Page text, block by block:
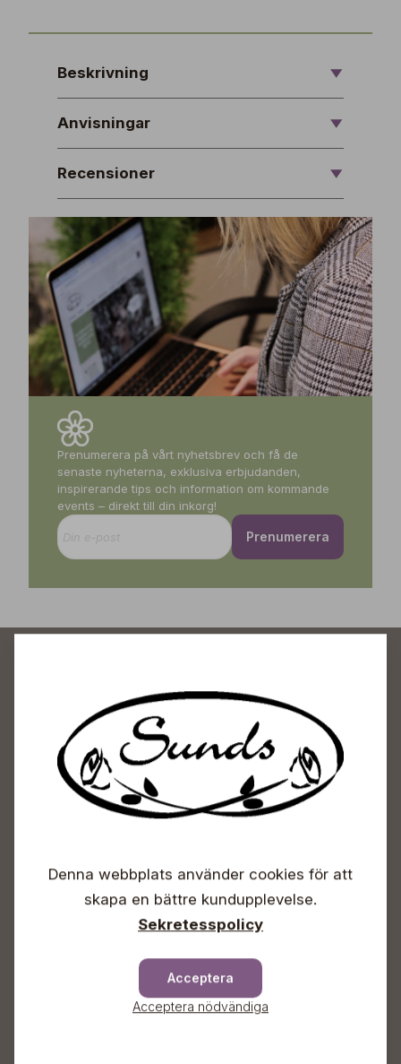
Beskrivning
Anvisningar
Recensioner
Prenumerera på vårt nyhetsbrev och få de
senaste nyheterna, exklusiva erbjudanden,
inspirerande tips och information om kommande
events – direkt till din inkorg!
Prenumerera
Sunds Trädgårdscenter
Söndagar Självbetjäning
Info & växel
Sunds Trädgård Ab
Denna webbplats använder cookies för att
skapa en bättre kundupplevelse.
Sekretesspolicy
Acceptera
Acceptera nödvändiga